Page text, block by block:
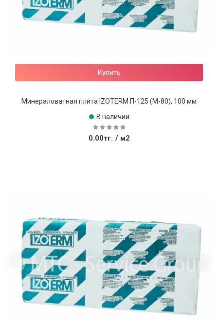
Купить
Минераловатная плита IZOTERM П-125 (М-80), 100 мм
В наличии
0.00тг. / м2